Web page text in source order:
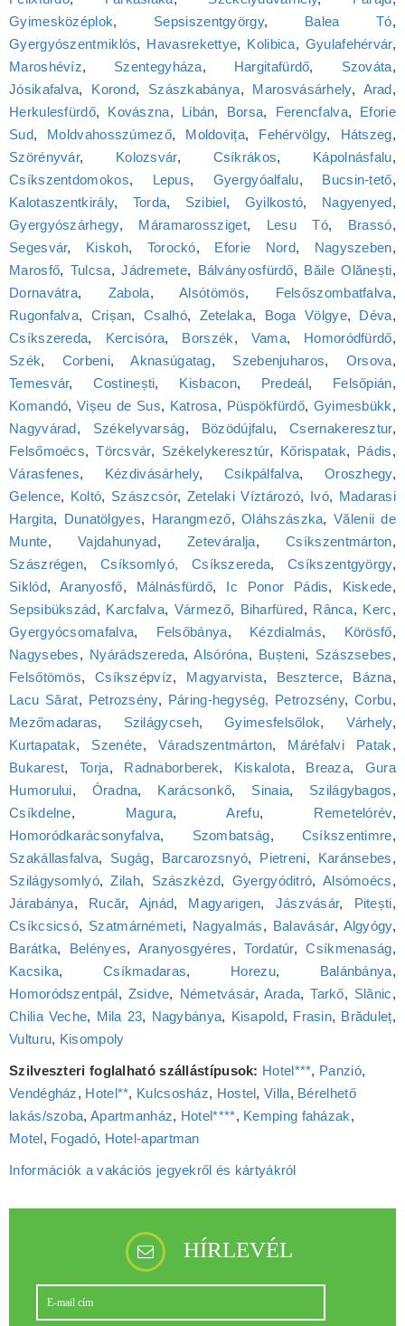
Gyimesközéplok, Sepsiszentgyörgy, Balea Tó,
Gyergyószentmiklós, Havasrekettye, Kolibica, Gyulafehérvár,
Maroshévíz, Szentegyháza, Hargitafürdő, Szováta,
Jósikafalva, Korond, Szászkabánya, Marosvásárhely, Arad,
Herkulesfürdő, Kovászna, Libán, Borsa, Ferencfalva, Eforie
Sud, Moldvahosszúmező, Moldovița, Fehérvölgy, Hátszeg,
Szörényvár, Kolozsvár, Csíkrákos, Kápolnásfalu,
Csíkszentdomokos, Lepus, Gyergyóalfalu, Bucsin-tető,
Kalotaszentkirály, Torda, Szibiel, Gyilkostó, Nagyenyed,
Gyergyószárhegy, Máramarossziget, Lesu Tó, Brassó,
Segesvár, Kiskoh, Torockó, Eforie Nord, Nagyszeben,
Marosfő, Tulcsa,Jádremete, Bálványosfürdő, Băile Olănești,
Dornavátra, Zabola,Alsótömös, Felsőszombatfalva,
Rugonfalva, Crișan,Csalhó, Zetelaka, Boga Völgye, Déva,
Csíkszereda, Kercisóra, Borszék, Vama, Homoródfürdő,
Szék, Corbeni,Aknasúgatag, Szebenjuharos, Orsova,
Temesvár,Costinești, Kisbacon, Predeál, Felsőpián,
Komandó, Vișeu de Sus, Katrosa, Püspökfürdő, Gyimesbükk,
Nagyvárad, Székelyvarság, Bözödújfalu,Csernakeresztur,
Felsőmoécs,Törcsvár, Székelykeresztúr, Kőrispatak, Pádis,
Várasfenes, Kézdivásárhely, Csikpálfalva, Oroszhegy,
Gelence, Koltó, Szászcsór, Zetelaki Víztározó, Ivó, Madarasi
Hargita, Dunatölgyes, Harangmező,Oláhszászka, Vălenii de
Munte,Vajdahunyad,Zeteváralja,Csíkszentmárton,
Szászrégen, Csíksomlyó, Csíkszereda,Csíkszentgyörgy,
Siklód, Aranyosfő, Málnásfürdő, Ic Ponor Pádis, Kiskede,
Sepsibükszád, Karcfalva, Vármező, Biharfüred, Rânca, Kerc,
Gyergyócsomafalva, Felsőbánya, Kézdialmás, Körösfő,
Nagysebes, Nyárádszereda,Alsóróna, Bușteni, Szászsebes,
Felsőtömös, Csíkszépvíz, Magyarvista, Beszterce, Bázna,
Lacu Sărat, Petrozsény, Páring-hegység, Petrozsény,Corbu,
Mezőmadaras, Szilágycseh,Gyimesfelsőlok, Várhely,
Kurtapatak, Szenéte,Váradszentmárton, Máréfalvi Patak,
Bukarest,Torja, Radnaborberek, Kiskalota, Breaza, Gura
Humorului, Óradna, Karácsonkő, Sinaia, Szilágybagos,
Csíkdelne, Magura,Arefu, Remetelórév,
Homoródkarácsonyfalva, Szombatság, Csíkszentimre,
Szakállasfalva, Sugág, Barcarozsnyó, Pietreni, Karánsebes,
Szilágysomlyó,Zilah, Szászkézd, Gyergyóditró, Alsómoécs,
Járabánya, Rucăr, Ajnád, Magyarigen, Jászvásár, Pitești,
Csíkcsicsó, Szatmárnémeti, Nagyalmás, Balavásár, Algyógy,
Barátka, Belényes, Aranyosgyéres,Tordatúr,Csíkmenaság,
Kacsika, Csíkmadaras, Horezu, Balánbánya,
Homoródszentpál, Zsidve, Németvásár, Arada,Tarkő, Slănic,
Chilia Veche, Mila 23, Nagybánya, Kisapold, Frasin, Brăduleț,
Vulturu, Kisompoly
Szilveszteri foglalható szállástípusok: Hotel***, Panzió,
Vendégház, Hotel**, Kulcsosház, Hostel,Villa, Bérelhető
lakás/szoba, Apartmanház, Hotel****, Kemping faházak,
Motel, Fogadó, Hotel‑apartman
Információk a vakációs jegyekről és kártyákról
HÍRLEVÉL